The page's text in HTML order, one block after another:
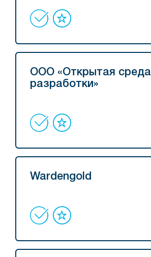
ООО «Открытая среда
разработки»
Wardengold